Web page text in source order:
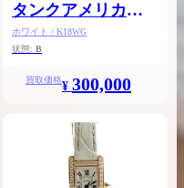
タンクアメリカン
SM
ホワイト / K18WG
状態: B
買取価格¥ 300,000